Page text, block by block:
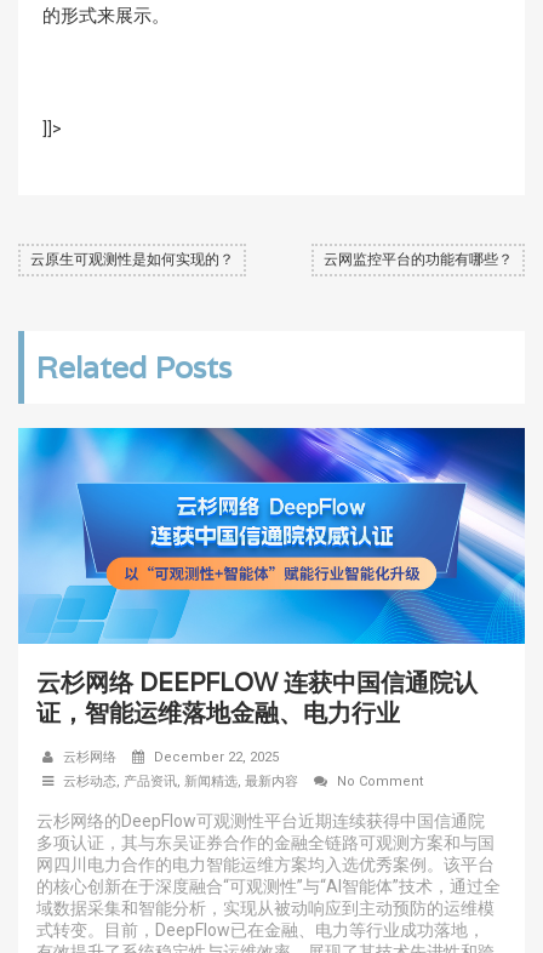
的形式来展示。
]]>
云原生可观测性是如何实现的？ 云网监控平台的功能有哪些？
Related Posts
云杉网络 DEEPFLOW 连获中国信通院认
证，智能运维落地金融、电力行业
云杉网络
December 22, 2025
云杉动态, 产品资讯, 新闻精选, 最新内容 No Comment
云杉网络的DeepFlow可观测性平台近期连续获得中国信通院
多项认证，其与东吴证券合作的金融全链路可观测方案和与国
网四川电力合作的电力智能运维方案均入选优秀案例。该平台
的核心创新在于深度融合“可观测性”与“AI智能体”技术，通过全
域数据采集和智能分析，实现从被动响应到主动预防的运维模
式转变。目前，DeepFlow已在金融、电力等行业成功落地，